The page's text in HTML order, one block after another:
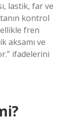
lastik, far ve
kontrol
fren
aksamı ve
ifadelerini